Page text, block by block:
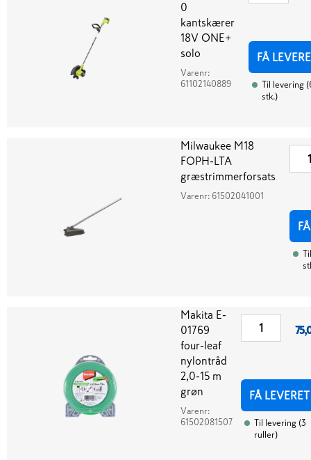
0
kantskærer
18V ONE+
solo
Varenr:
61102140889
FÅ
Til levering (
stk.)
Milwaukee M18
FOPH-LTA
græstrimmerforsats
Varenr: 61502041001
Makita E-
01769
four-leaf
nylontråd
2,0-15 m
grøn
Varenr:
61502081507
FÅ LEVERET
Til levering (3
ruller)